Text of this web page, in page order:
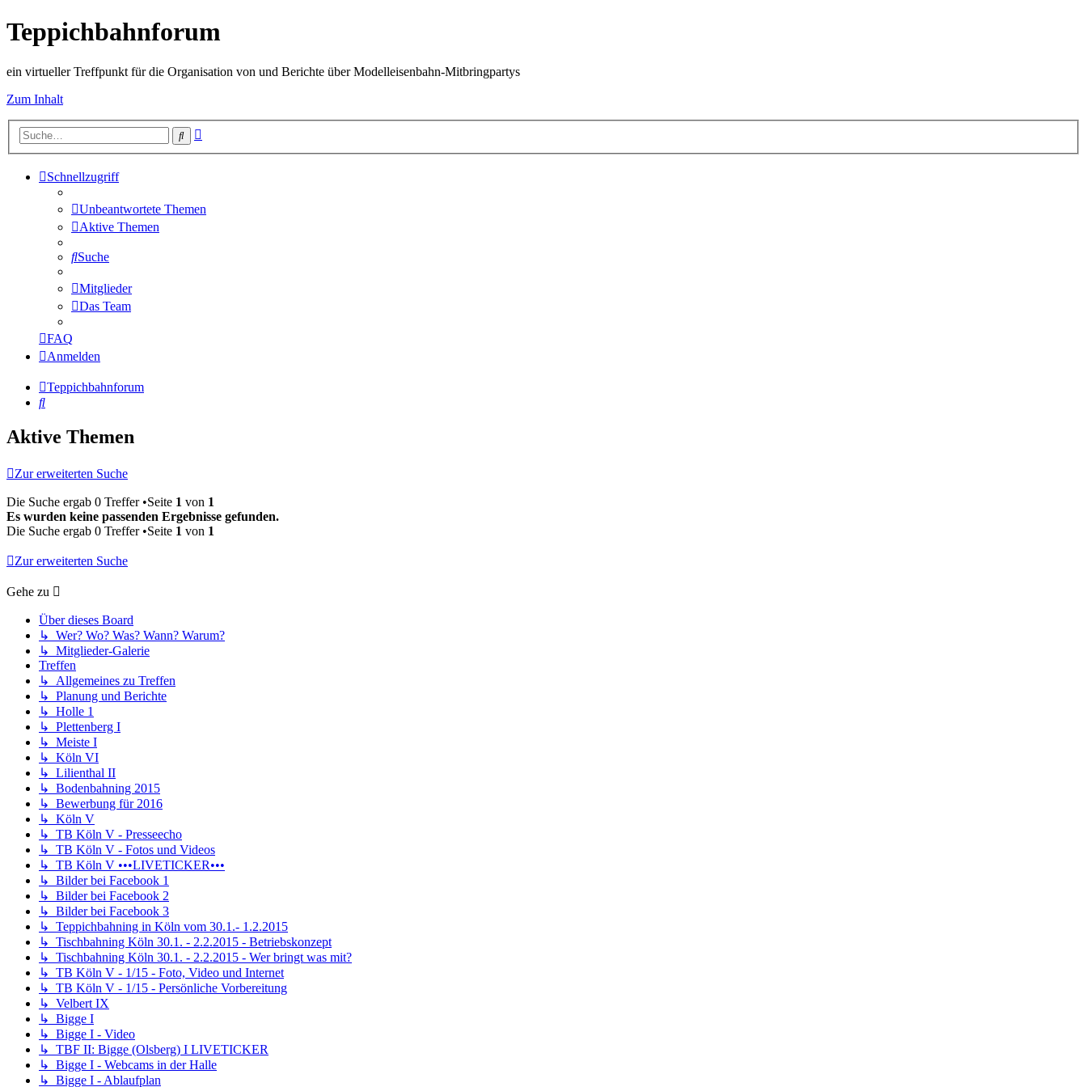
Teppichbahnforum
ein virtueller Treffpunkt für die Organisation von und Berichte über Modelleisenbahn-Mitbringpartys
Zum Inhalt
Suche
Schnellzugriff
Unbeantwortete Themen
Aktive Themen
Suche
Mitglieder
Das Team
FAQ
Anmelden
Teppichbahnforum
Suche
Aktive Themen
Zur erweiterten Suche
Die Suche ergab 0 Treffer •Seite 1 von 1
Es wurden keine passenden Ergebnisse gefunden.
Die Suche ergab 0 Treffer •Seite 1 von 1
Zur erweiterten Suche
Gehe zu
Über dieses Board
↳ Wer? Wo? Was? Wann? Warum?
↳ Mitglieder-Galerie
Treffen
↳ Allgemeines zu Treffen
↳ Planung und Berichte
↳ Holle 1
↳ Plettenberg I
↳ Meiste I
↳ Köln VI
↳ Lilienthal II
↳ Bodenbahning 2015
↳ Bewerbung für 2016
↳ Köln V
↳ TB Köln V - Presseecho
↳ TB Köln V - Fotos und Videos
↳ TB Köln V •••LIVETICKER•••
↳ Bilder bei Facebook 1
↳ Bilder bei Facebook 2
↳ Bilder bei Facebook 3
↳ Teppichbahning in Köln vom 30.1.- 1.2.2015
↳ Tischbahning Köln 30.1. - 2.2.2015 - Betriebskonzept
↳ Tischbahning Köln 30.1. - 2.2.2015 - Wer bringt was mit?
↳ TB Köln V - 1/15 - Foto, Video und Internet
↳ TB Köln V - 1/15 - Persönliche Vorbereitung
↳ Velbert IX
↳ Bigge I
↳ Bigge I - Video
↳ TBF II: Bigge (Olsberg) I LIVETICKER
↳ Bigge I - Webcams in der Halle
↳ Bigge I - Ablaufplan